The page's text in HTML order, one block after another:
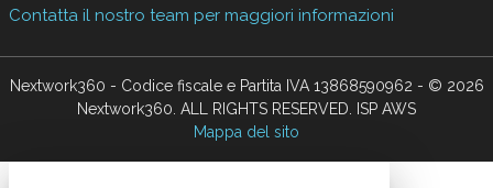
Contatta il nostro team per maggiori informazioni
Nextwork360 - Codice fiscale e Partita IVA 13868590962 - © 2026
Nextwork360. ALL RIGHTS RESERVED. ISP AWS
Mappa del sito